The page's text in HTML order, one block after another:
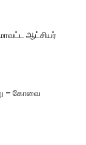
ஆட்சியர்
– கோவை